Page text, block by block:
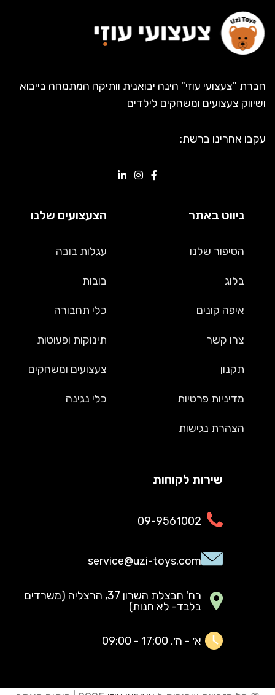
חברת "צעצועי עוזי" הינה יבואנית וותיקה המתמחה בייבוא
ושיווק צעצועים ומשחקים לילדים
עקבו אחרינו ברשת:
ניווט באתר
הסיפור שלנו
בלוג
איפה קונים
צרו קשר
תקנון
מדיניות פרטיות
הצהרת נגישות
הצעצועים שלנו
עגלות בובה
בובות
כלי תחבורה
תינוקות ופעוטות
צעצועים ומשחקים
כלי נגינה
שירות לקוחות
09-9561002
service@uzi-toys.com
רח' חבצלת השרון 37, הרצליה (משרדים
בלבד- לא חנות)
א׳ - ה׳, 17:00 - 09:00